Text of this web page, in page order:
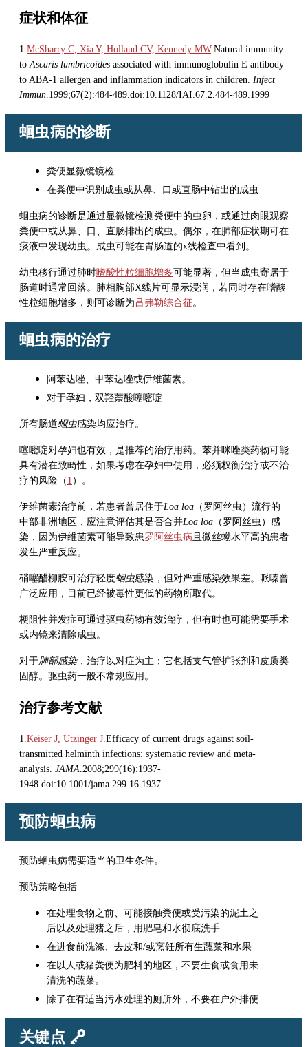
症状和体征
1. McSharry C, Xia Y, Holland CV, Kennedy MW.Natural immunity
to Ascaris lumbricoides associated with immunoglobulin E antibody
to ABA-1 allergen and inflammation indicators in children. Infect
Immun .1999;67(2):484-489.doi:10.1128/IAI.67.2.484-489.1999
蛔虫病的诊断
粪便显微镜镜检
在粪便中识别成虫或从鼻、口或直肠中钻出的成虫
蛔虫病的诊断是通过显微镜检测粪便中的虫卵，或通过肉眼观察
粪便中或从鼻、口、直肠排出的成虫。偶尔，在肺部症状期可在
痰液中发现幼虫。成虫可能在胃肠道的x线检查中看到。
幼虫移行通过肺时嗜酸性粒细胞增多可能显著，但当成虫寄居于
肠道时通常回落。肺相胸部X线片可显示浸润，若同时存在嗜酸
性粒细胞增多，则可诊断为 吕弗勒综合征 。
蛔虫病的治疗
阿苯达唑、甲苯达唑或伊维菌素。
对于孕妇，双羟萘酸噻嘧啶
所有肠道蛔虫感染均应治疗。
噻嘧啶对孕妇也有效，是推荐的治疗用药。苯并咪唑类药物可能
具有潜在致畸性，如果考虑在孕妇中使用，必须权衡治疗或不治
疗的风险（ 1 ）。
伊维菌素治疗前，若患者曾居住于Loa loa （罗阿丝虫）流行的
中部非洲地区，应注意评估其是否合并Loa loa （罗阿丝虫）感
染，因为伊维菌素可能导致患罗阿丝虫病 且微丝蚴水平高的患者
发生严重反应。
硝噻醋柳胺可治疗轻度蛔虫感染，但对严重感染效果差。 哌嗪曾
广泛应用，目前已经被毒性更低的药物所取代。
梗阻性并发症可通过驱虫药物有效治疗，但有时也可能需要手术
或内镜来清除成虫。
对于肺部感染，治疗以对症为主；它包括支气管扩张剂和皮质类
固醇。驱虫药一般不常规应用。
治疗参考文献
1. Keiser J, Utzinger J .Efficacy of current drugs against soil-
transmitted helminth infections: systematic review and meta-
analysis. JAMA .2008;299(16):1937-
1948.doi:10.1001/jama.299.16.1937
预防蛔虫病
预防蛔虫病需要适当的卫生条件。
预防策略包括
在处理食物之前、可能接触粪便或受污染的泥土之
后以及处理猪之后，用肥皂和水彻底洗手
在进食前洗涤、去皮和/或烹饪所有生蔬菜和水果
在以人或猪粪便为肥料的地区，不要生食或食用未
清洗的蔬菜。
除了在有适当污水处理的厕所外，不要在户外排便
关键点